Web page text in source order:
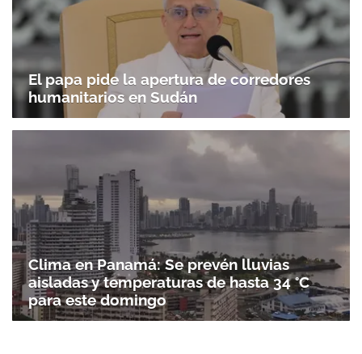
Gracias por suscribirte a nuestro boletín.
El papa pide la apertura de corredores
humanitarios en Sudán
Clima en Panamá: Se prevén lluvias
aisladas y temperaturas de hasta 34 °C
para este domingo